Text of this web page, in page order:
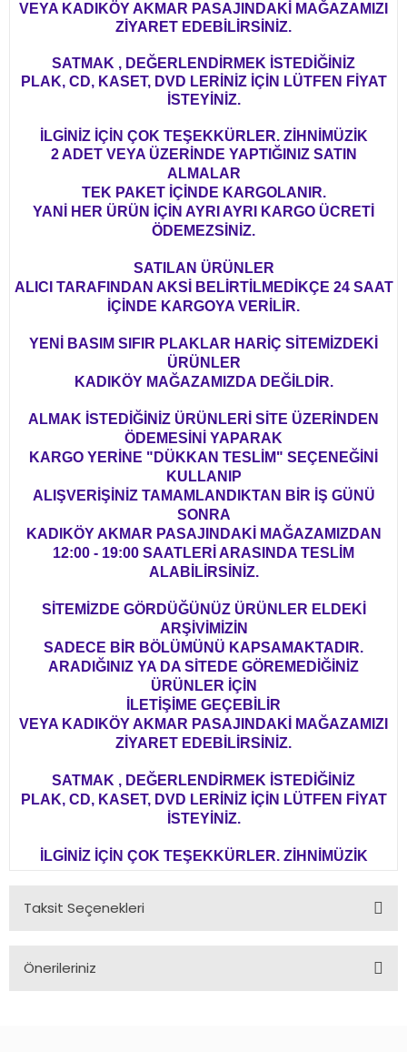
VEYA KADIKÖY AKMAR PASAJINDAKİ MAĞAZAMIZI
ZİYARET EDEBİLİRSİNİZ.
SATMAK , DEĞERLENDİRMEK İSTEDİĞİNİZ
PLAK, CD, KASET, DVD LERİNİZ İÇİN LÜTFEN FİYAT
İSTEYİNİZ.
İLGİNİZ İÇİN ÇOK TEŞEKKÜRLER. ZİHNİMÜZİK
2 ADET VEYA ÜZERİNDE YAPTIĞINIZ SATIN
ALMALAR
TEK PAKET İÇİNDE KARGOLANIR.
YANİ HER ÜRÜN İÇİN AYRI AYRI KARGO ÜCRETİ
ÖDEMEZSİNİZ.
SATILAN ÜRÜNLER
ALICI TARAFINDAN AKSİ BELİRTİLMEDİKÇE 24 SAAT
İÇİNDE KARGOYA VERİLİR.
YENİ BASIM SIFIR PLAKLAR HARİÇ SİTEMİZDEKİ
ÜRÜNLER
KADIKÖY MAĞAZAMIZDA DEĞİLDİR.
ALMAK İSTEDİĞİNİZ ÜRÜNLERİ SİTE ÜZERİNDEN
ÖDEMESİNİ YAPARAK
KARGO YERİNE "DÜKKAN TESLİM" SEÇENEĞİNİ
KULLANIP
ALIŞVERİŞİNİZ TAMAMLANDIKTAN BİR İŞ GÜNÜ
SONRA
KADIKÖY AKMAR PASAJINDAKİ MAĞAZAMIZDAN
12:00 - 19:00 SAATLERİ ARASINDA TESLİM
ALABİLİRSİNİZ.
SİTEMİZDE GÖRDÜĞÜNÜZ ÜRÜNLER ELDEKİ
ARŞİVİMİZİN
SADECE BİR BÖLÜMÜNÜ KAPSAMAKTADIR.
ARADIĞINIZ YA DA SİTEDE GÖREMEDİĞİNİZ
ÜRÜNLER İÇİN
İLETİŞİME GEÇEBİLİR
VEYA KADIKÖY AKMAR PASAJINDAKİ MAĞAZAMIZI
ZİYARET EDEBİLİRSİNİZ.
SATMAK , DEĞERLENDİRMEK İSTEDİĞİNİZ
PLAK, CD, KASET, DVD LERİNİZ İÇİN LÜTFEN FİYAT
İSTEYİNİZ.
İLGİNİZ İÇİN ÇOK TEŞEKKÜRLER. ZİHNİMÜZİK
Taksit Seçenekleri
Önerileriniz